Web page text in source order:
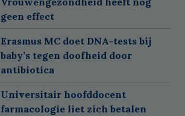
geen effect
Erasmus MC doet DNA-tests bij
baby’s tegen doofheid door
antibiotica
Universitair hoofddocent
farmacologie liet zich betalen